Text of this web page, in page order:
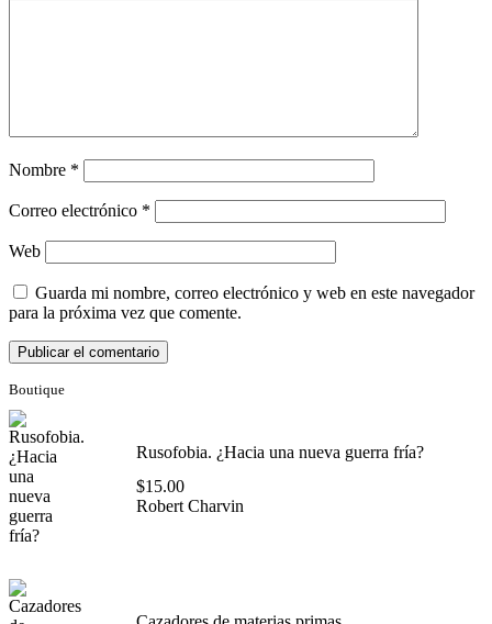
Nombre *
Correo electrónico *
Web
Guarda mi nombre, correo electrónico y web en este navegador
para la próxima vez que comente.
Boutique
Rusofobia. ¿Hacia una nueva guerra fría?
$15.00
Robert Charvin